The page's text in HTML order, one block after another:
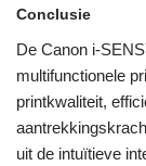
Conclusie
De Canon i-
multifunctionele
printkwaliteit,
uit de intuïtieve